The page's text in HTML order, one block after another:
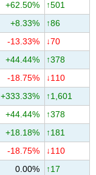
+62.50%
↑501
+8.33%
↑86
-13.33%
↓70
+44.44%
↑378
-18.75%
↓110
+333.33%
↑1,601
+44.44%
↑378
+18.18%
↑181
-18.75%
↓110
0.00%
↑17